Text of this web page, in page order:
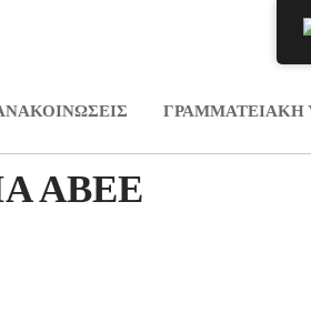
ΓΡΑΜΜΑΤΕΙΑΚΗ
ΑΒΕΕ